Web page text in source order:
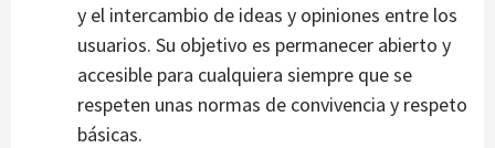
y el intercambio de ideas y opiniones entre los
usuarios. Su objetivo es permanecer abierto y
accesible para cualquiera siempre que se
respeten unas normas de convivencia y respeto
básicas.